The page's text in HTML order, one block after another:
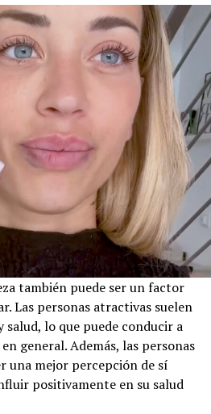
también puede ser un factor
Las personas atractivas suelen
salud, lo que puede conducir a
general. Además, las personas
una mejor percepción de sí
positivamente en su salud